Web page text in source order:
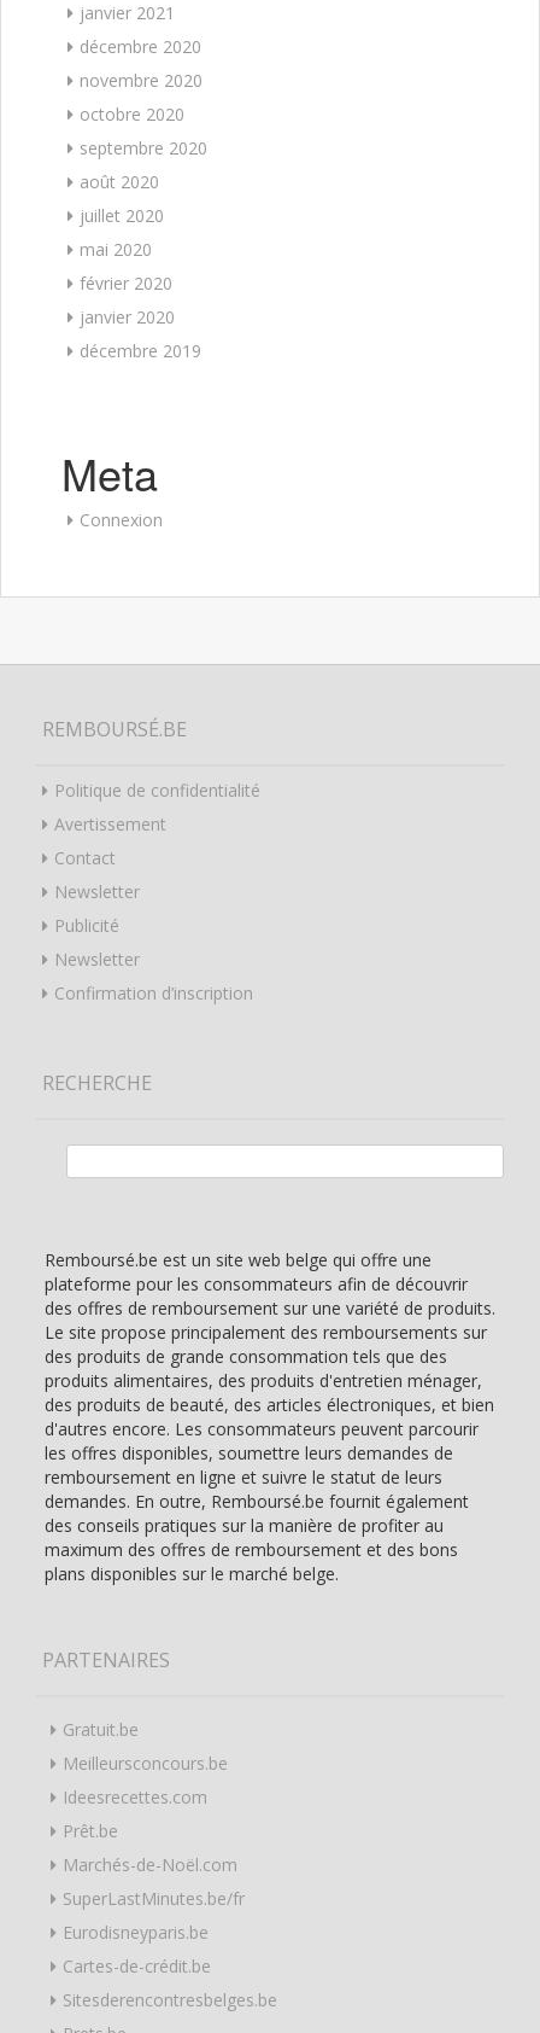
janvier 2021
décembre 2020
novembre 2020
octobre 2020
septembre 2020
août 2020
juillet 2020
mai 2020
février 2020
janvier 2020
décembre 2019
Meta
Connexion
REMBOURSÉ.BE
Politique de confidentialité
Avertissement
Contact
Newsletter
Publicité
Newsletter
Confirmation d’inscription
RECHERCHE
Remboursé.be est un site web belge qui offre une
plateforme pour les consommateurs afin de découvrir
des offres de remboursement sur une variété de produits.
Le site propose principalement des remboursements sur
des produits de grande consommation tels que des
produits alimentaires, des produits d'entretien ménager,
des produits de beauté, des articles électroniques, et bien
d'autres encore. Les consommateurs peuvent parcourir
les offres disponibles, soumettre leurs demandes de
remboursement en ligne et suivre le statut de leurs
demandes. En outre, Remboursé.be fournit également
des conseils pratiques sur la manière de profiter au
maximum des offres de remboursement et des bons
plans disponibles sur le marché belge.
PARTENAIRES
Gratuit.be
Meilleursconcours.be
Ideesrecettes.com
Prêt.be
Marchés-de-Noël.com
SuperLastMinutes.be/fr
Eurodisneyparis.be
Cartes-de-crédit.be
Sitesderencontresbelges.be